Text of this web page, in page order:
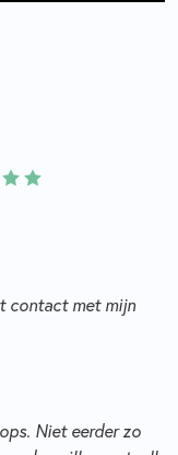
contact met mijn
Niet eerder zo